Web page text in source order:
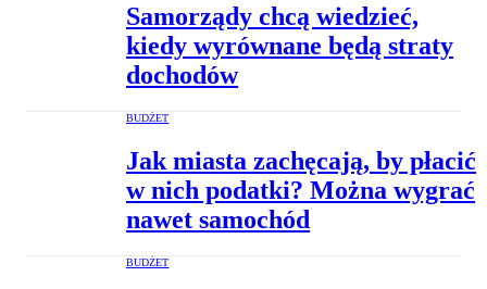
Samorządy chcą wiedzieć,
kiedy wyrównane będą straty
dochodów
BUDŻET
Jak miasta zachęcają, by płacić
w nich podatki? Można wygrać
nawet samochód
BUDŻET